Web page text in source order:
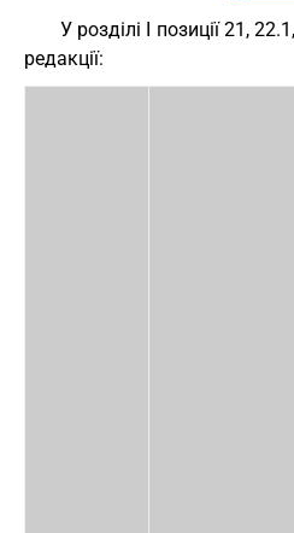
У розділі I позиції 21,
редакції: